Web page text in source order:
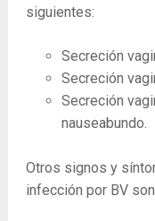
siguientes:
Secreción
Secreción
Secreción
nauseabundo.
Otros signos y
infección por BV